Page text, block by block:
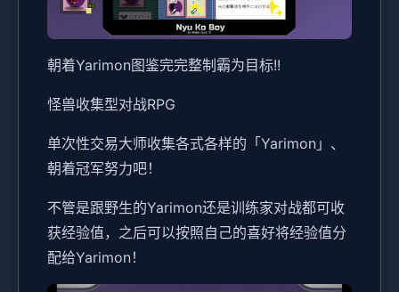
朝着Yarimon图鉴完完整制霸为目标!!
怪兽收集型对战RPG
单次性交易大师收集各式各样的「Yarimon」、
朝着冠军努力吧！
不管是跟野生的Yarimon还是训练家对战都可收
获经验值，之后可以按照自己的喜好将经验值分
配给Yarimon！